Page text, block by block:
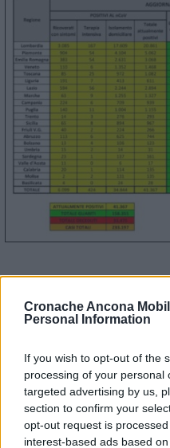
Cronache Ancona
Personal Information
If you wish to opt-out of the
processing of your personal
targeted advertising by us,
section to confirm your
opt-out request is
interest-based ads based
Covid, zero nuovi casi
© RIPRODUZIONE
Vai